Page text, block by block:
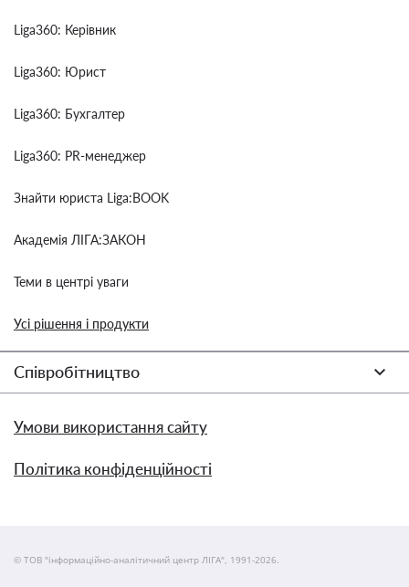
Liga360: Керівник
Liga360: Юрист
Liga360: Бухгалтер
Liga360: PR-менеджер
Знайти юриста Liga:BOOK
Академія ЛІГА:ЗАКОН
Теми в центрі уваги
Усі рішення і продукти
Співробітництво
Умови використання сайту
Політика конфіденційності
© ТОВ "інформаційно-аналітичний центр ЛІГА", 1991-2026.